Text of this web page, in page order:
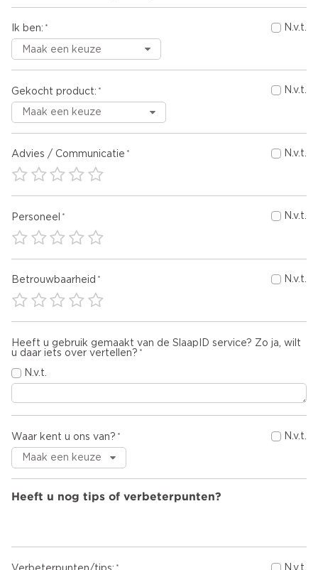
Ik ben: N.v.t.
Gekocht product: N.v.t.
Advies / Communicatie N.v.t.
Personeel N.v.t.
Betrouwbaarheid N.v.t.
Heeft u gebruik gemaakt van de SlaapID service? Zo ja, wilt
u daar iets over vertellen?
N.v.t.
Waar kent u ons van? N.v.t.
Heeft u nog tips of verbeterpunten?
N.v.t.